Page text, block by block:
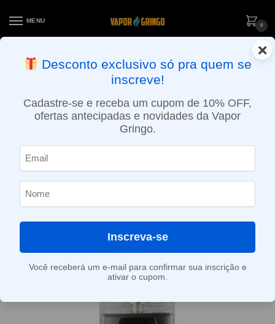
MENU
0
ENTREGA NO MESMO DIA EM SÃO PAULO (SEG A SEX): PEDIDOS
APROVADOS ATÉ 15:30 VIA MOTOBOY
×
Desconto exclusivo só pra quem se
inscreve!
Cadastre-se e receba um cupom de 10% OFF,
ofertas antecipadas e novidades da Vapor
Gringo.
Inscreva-se
Você receberá um e-mail para confirmar sua inscrição e
ativar o cupom.